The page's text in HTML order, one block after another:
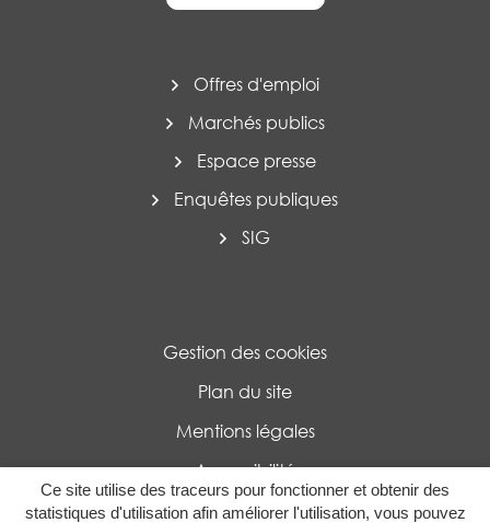
Ce site utilise des traceurs pour fonctionner et obtenir des
statistiques d'utilisation afin améliorer l'utilisation, vous pouvez
Offres d'emploi
Marchés publics
Espace presse
Enquêtes publiques
SIG
Gestion des cookies
Plan du site
Mentions légales
Accessibilité
Politique de confidentialité